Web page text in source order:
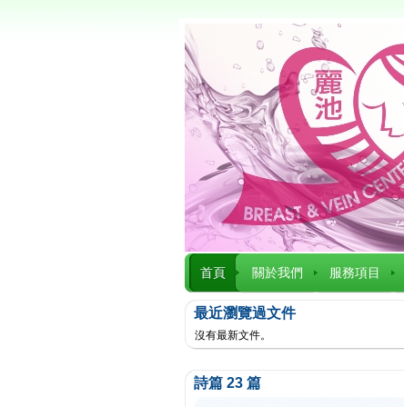
首頁 關於我們 服務項目
最近瀏覽過文件
沒有最新文件。
詩篇 23 篇